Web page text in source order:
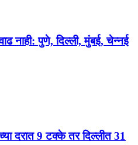
नाही: पुणे, दिल्ली, मुंबई, चेन्नई
दरात 9 टक्के तर दिल्लीत 31